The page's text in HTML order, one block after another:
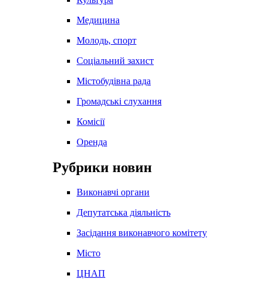
Медицина
Молодь, спорт
Соціальний захист
Містобудівна рада
Громадські слухання
Комісії
Оренда
Рубрики новин
Виконавчі органи
Депутатська діяльність
Засідання виконавчого комітету
Місто
ЦНАП